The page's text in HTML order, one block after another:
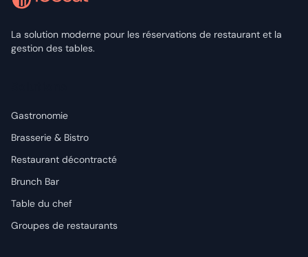
La solution moderne pour les réservations de restaurant et la
gestion des tables.
Gastronomie
Brasserie & Bistro
Restaurant décontracté
Brunch Bar
Table du chef
Groupes de restaurants